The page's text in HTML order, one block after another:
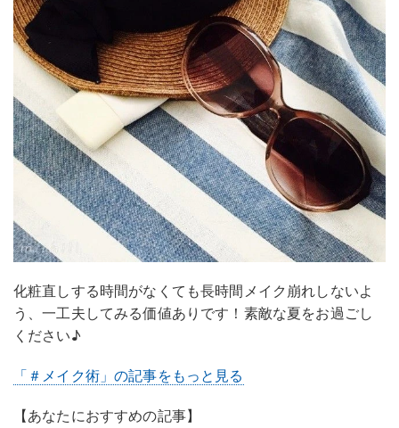
化粧直しする時間がなくても長時間メイク崩れしないよ
う、一工夫してみる価値ありです！素敵な夏をお過ごし
ください♪
「＃メイク術」の記事をもっと見る
【あなたにおすすめの記事】